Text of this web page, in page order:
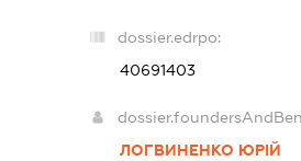
dossier.edrpo:
40691403
ЛОГВИНЕНКО ЮРІЙ